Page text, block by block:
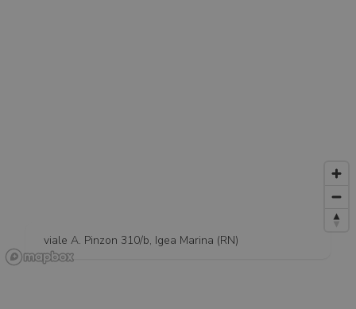
viale A. Pinzon 310/b, Igea Marina (RN)